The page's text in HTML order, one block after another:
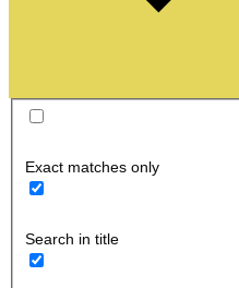
Exact matches only
Search in title